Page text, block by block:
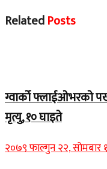
RelatedPosts
ग्वार्को फ्लाईओभरको
मृत्यु, १० घाइते
२०७९ फाल्गुन २२, सोमबार